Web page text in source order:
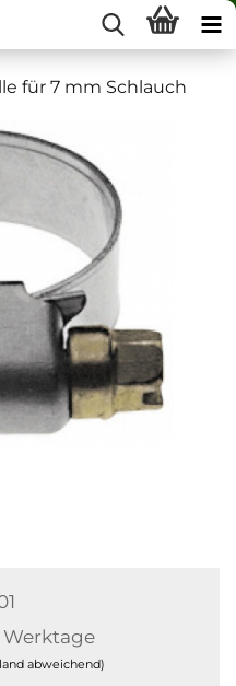
für 7 mm Schlauch
Werktage
abweichend)